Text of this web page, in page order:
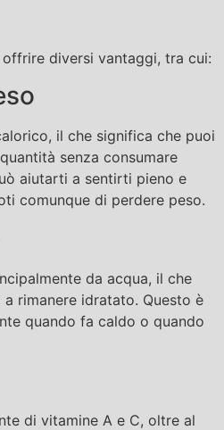
offrire diversi vantaggi, tra cui:
il che significa che puoi
senza consumare
aiutarti a sentirti pieno e
comunque di perdere peso.
da acqua, il che
rimanere idratato. Questo è
quando fa caldo o quando
di vitamine A e C, oltre al